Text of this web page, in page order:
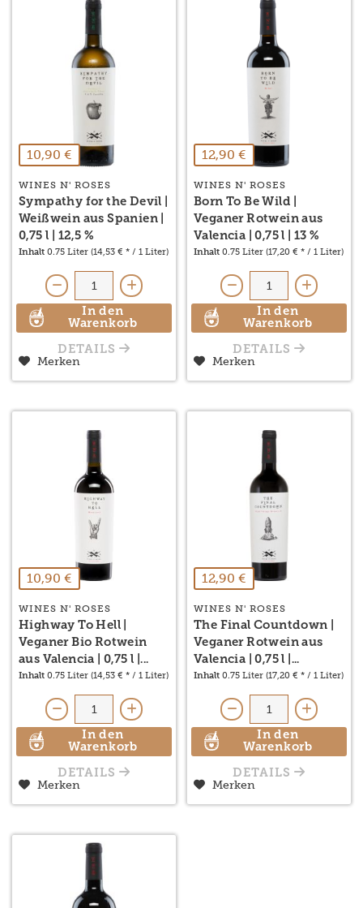
10,90 €
WINES N' ROSES
Sympathy for the Devil |
Weißwein aus Spanien |
0,75 l | 12,5 %
Inhalt 0.75 Liter (14,53 € * / 1 Liter)
In den
Warenkorb
DETAILS
Merken
12,90 €
WINES N' ROSES
Born To Be Wild |
Veganer Rotwein aus
Valencia | 0,75 l | 13 %
Inhalt 0.75 Liter (17,20 € * / 1 Liter)
In den
Warenkorb
DETAILS
Merken
10,90 €
WINES N' ROSES
Highway To Hell |
Veganer Bio Rotwein
aus Valencia | 0,75 l |...
Inhalt 0.75 Liter (14,53 € * / 1 Liter)
In den
Warenkorb
DETAILS
Merken
12,90 €
WINES N' ROSES
The Final Countdown |
Veganer Rotwein aus
Valencia | 0,75 l |...
Inhalt 0.75 Liter (17,20 € * / 1 Liter)
In den
Warenkorb
DETAILS
Merken